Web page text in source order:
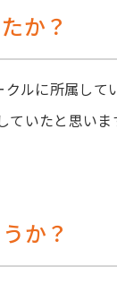
か？
ルに所属して
いたと思いま
か？